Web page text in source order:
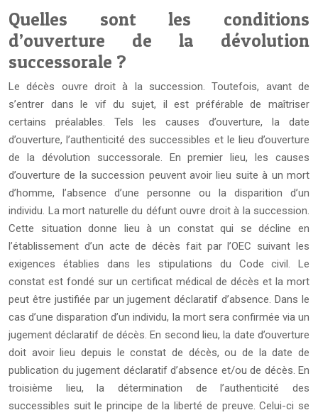
Quelles sont les conditions
d’ouverture de la dévolution
successorale ?
Le décès ouvre droit à la succession. Toutefois, avant de
s’entrer dans le vif du sujet, il est préférable de maîtriser
certains préalables. Tels les causes d’ouverture, la date
d’ouverture, l’authenticité des successibles et le lieu d’ouverture
de la dévolution successorale. En premier lieu, les causes
d’ouverture de la succession peuvent avoir lieu suite à un mort
d’homme, l’absence d’une personne ou la disparition d’un
individu. La mort naturelle du défunt ouvre droit à la succession.
Cette situation donne lieu à un constat qui se décline en
l’établissement d’un acte de décès fait par l’OEC suivant les
exigences établies dans les stipulations du Code civil. Le
constat est fondé sur un certificat médical de décès et la mort
peut être justifiée par un jugement déclaratif d’absence. Dans le
cas d’une disparation d’un individu, la mort sera confirmée via un
jugement déclaratif de décès. En second lieu, la date d’ouverture
doit avoir lieu depuis le constat de décès, ou de la date de
publication du jugement déclaratif d’absence et/ou de décès. En
troisième lieu, la détermination de l’authenticité des
successibles suit le principe de la liberté de preuve. Celui-ci se